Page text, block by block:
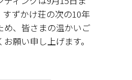
すずかけ荘の次の10年
め、皆さまの温かいご
願い申し上げます。